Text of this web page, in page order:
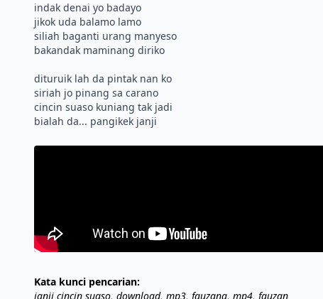
indak denai yo badayo
jikok uda balamo lamo
siliah baganti urang manyeso
bakandak maminang diriko
dituruik lah da pintak nan ko
siriah jo pinang sa carano
cincin suaso kuniang tak jadi
Kata kunci pencarian:
janji cincin suaso, download, mp3, fauzana, mp4, fauzan